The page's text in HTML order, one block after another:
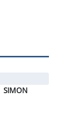
SIMON